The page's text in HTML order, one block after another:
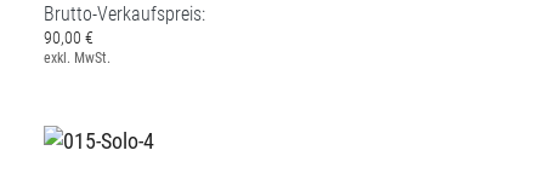
Brutto-Verkaufspreis:
90,00 €
exkl. MwSt.